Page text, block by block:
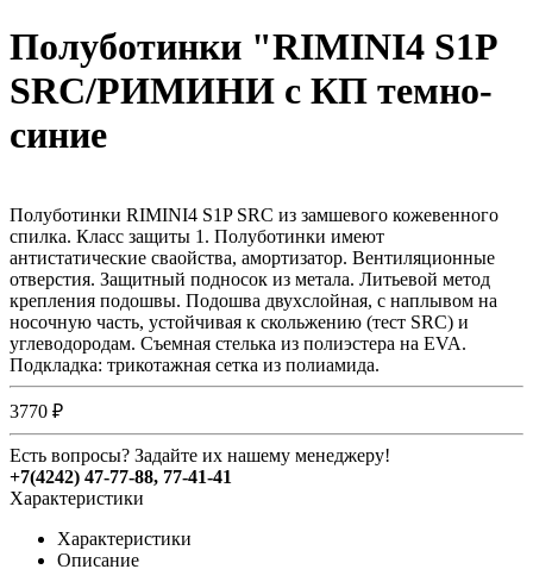
Полуботинки "RIMINI4 S1P
SRC/РИМИНИ с КП темно-
синие
Полуботинки RIMINI4 S1P SRC из замшевого кожевенного
спилка. Класс защиты 1. Полуботинки имеют
антистатические сваойства, амортизатор. Вентиляционные
отверстия. Защитный подносок из метала. Литьевой метод
крепления подошвы. Подошва двухслойная, с наплывом на
носочную часть, устойчивая к скольжению (тест SRC) и
углеводородам. Съемная стелька из полиэстера на EVA.
Подкладка: трикотажная сетка из полиамида.
3770 ₽
Есть вопросы? Задайте их нашему менеджеру!
+7(4242) 47-77-88, 77-41-41
Характеристики
Характеристики
Описание